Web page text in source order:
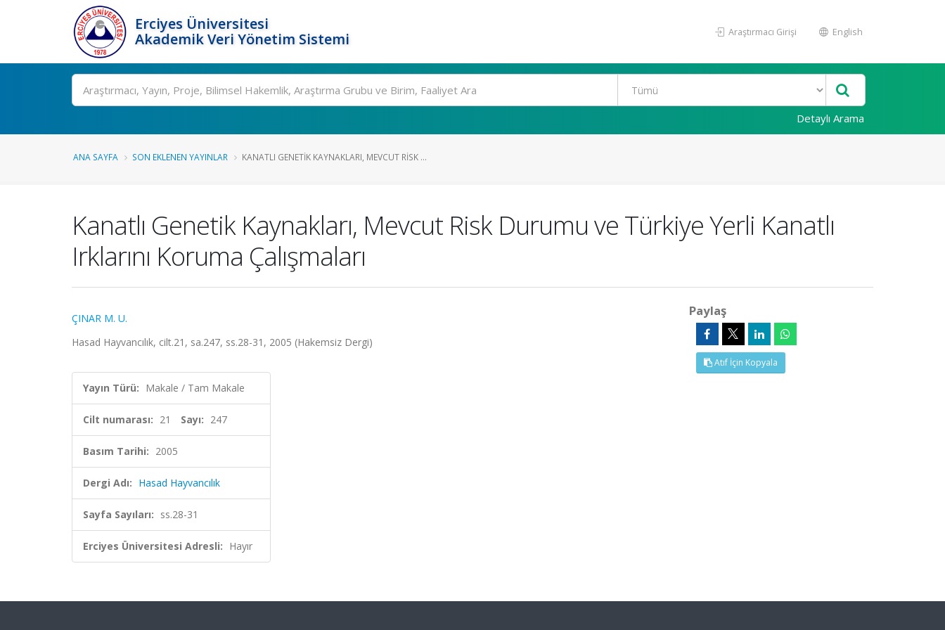
Erciyes Üniversitesi
Akademik Veri Yönetim Sistemi
Araştırmacı Girişi English
Ara
Detaylı Arama
ANA SAYFA SON EKLENEN YAYINLAR KANATLI GENETIK KAYNAKLARI, MEVCUT RISK ...
Kanatlı Genetik Kaynakları, Mevcut Risk Durumu ve Türkiye Yerli Kanatlı
Irklarını Koruma Çalışmaları
ÇINAR M. U.
Hasad Hayvancılık, cilt.21, sa.247, ss.28-31, 2005 (Hakemsiz Dergi)
Yayın Türü: Makale / Tam Makale
Cilt numarası: 21 Sayı: 247
Basım Tarihi: 2005
Dergi Adı: Hasad Hayvancılık
Sayfa Sayıları: ss.28-31
Erciyes Üniversitesi Adresli: Hayır
Paylaş
Atıf İçin Kopyala